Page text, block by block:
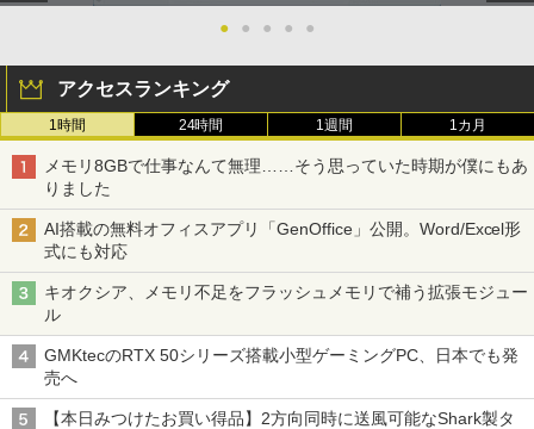
● ● ● ● ●
アクセスランキング
1時間 24時間 1週間 1カ月
メモリ8GBで仕事なんて無理……そう思っていた時期が僕にもあ
りました
AI搭載の無料オフィスアプリ「GenOffice」公開。Word/Excel形
式にも対応
キオクシア、メモリ不足をフラッシュメモリで補う拡張モジュー
ル
GMKtecのRTX 50シリーズ搭載小型ゲーミングPC、日本でも発
売へ
【本日みつけたお買い得品】2方向同時に送風可能なShark製タ